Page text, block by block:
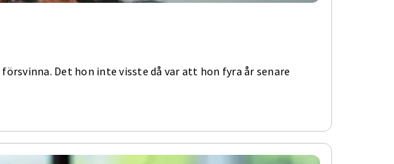
Det hon inte visste då var att hon fyra år senare